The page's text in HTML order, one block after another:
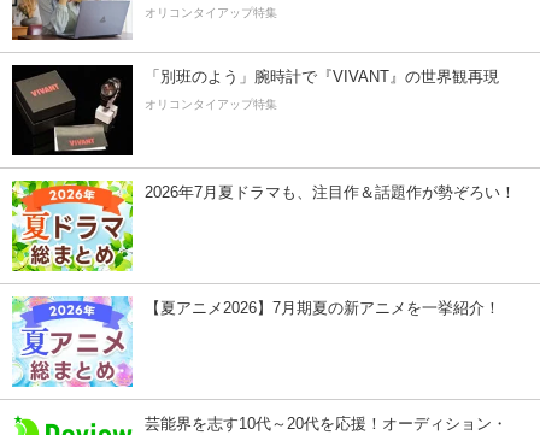
オリコンタイアップ特集
「別班のよう」腕時計で『VIVANT』の世界観再現
オリコンタイアップ特集
2026年7月夏ドラマも、注目作＆話題作が勢ぞろい！
【夏アニメ2026】7月期夏の新アニメを一挙紹介！
芸能界を志す10代～20代を応援！オーディション・